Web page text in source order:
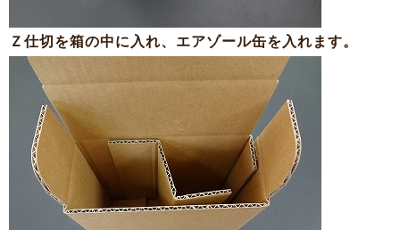
Ｚ仕切を箱の中に入れ、エアゾール缶を入れます。